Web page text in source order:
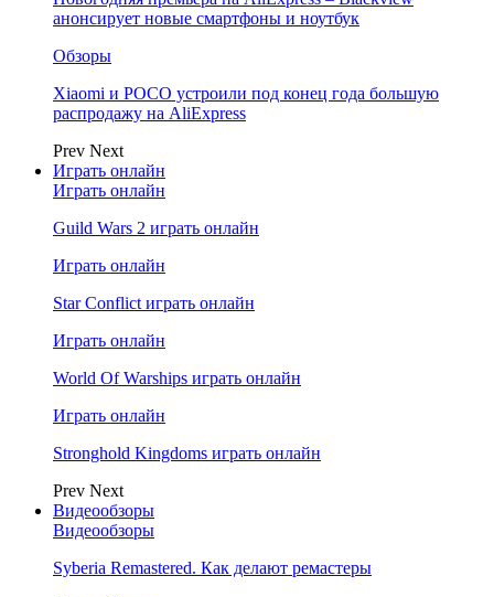
анонсирует новые смартфоны и ноутбук
Обзоры
Xiaomi и POCO устроили под конец года большую
распродажу на AliExpress
Prev Next
Играть онлайн
Играть онлайн
Guild Wars 2 играть онлайн
Играть онлайн
Star Conflict играть онлайн
Играть онлайн
World Of Warships играть онлайн
Играть онлайн
Stronghold Kingdoms играть онлайн
Prev Next
Видеообзоры
Видеообзоры
Syberia Remastered. Как делают ремастеры